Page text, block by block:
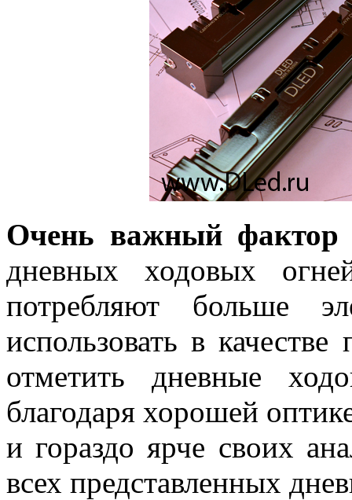
Очень важный фактор
дневных ходовых
потребляют больше
использовать в
отметить дневные
благодаря хорошей
и гораздо ярче своих
всех представленных